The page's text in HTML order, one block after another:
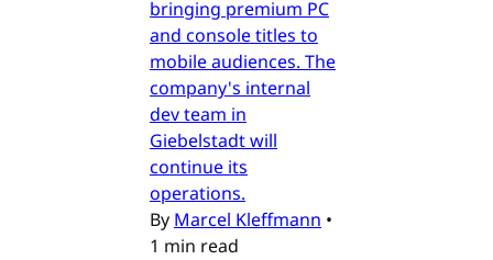
bringing premium PC
and console titles to
mobile audiences. The
company's internal
dev team in
Giebelstadt will
continue its
operations.
By Marcel Kleffmann •
1 min read